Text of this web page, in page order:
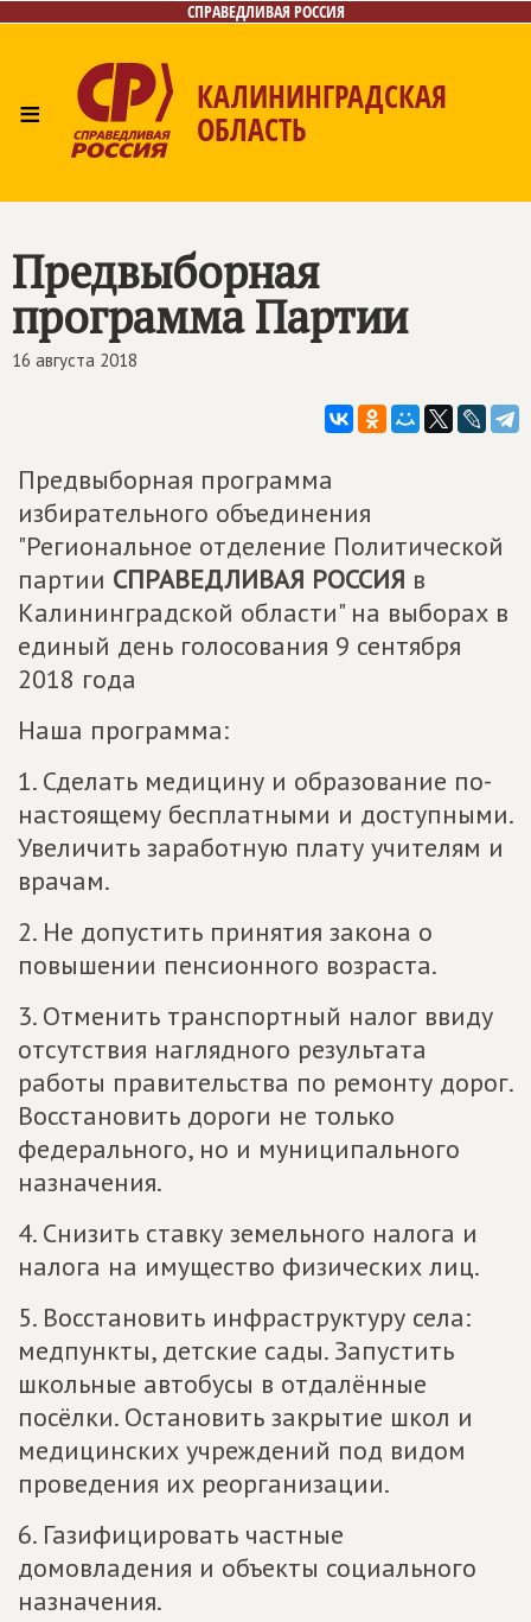
СПРАВЕДЛИВАЯ РОССИЯ
≡ КАЛИНИНГРАДСКАЯ
ОБЛАСТЬ
Предвыборная
программа Партии
16 августа 2018
Предвыборная программа
избирательного объединения
"Региональное отделение Политической
партии СПРАВЕДЛИВАЯ РОССИЯ в
Калининградской области" на выборах в
единый день голосования 9 сентября
2018 года
Наша программа:
1. Сделать медицину и образование по-
настоящему бесплатными и доступными.
Увеличить заработную плату учителям и
врачам.
2. Не допустить принятия закона о
повышении пенсионного возраста.
3. Отменить транспортный налог ввиду
отсутствия наглядного результата
работы правительства по ремонту дорог.
Восстановить дороги не только
федерального, но и муниципального
назначения.
4. Снизить ставку земельного налога и
налога на имущество физических лиц.
5. Восстановить инфраструктуру села:
медпункты, детские сады. Запустить
школьные автобусы в отдалённые
посёлки. Остановить закрытие школ и
медицинских учреждений под видом
проведения их реорганизации.
6. Газифицировать частные
домовладения и объекты социального
назначения.